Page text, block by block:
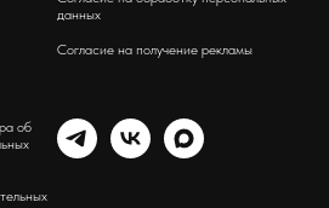
данных
Согласие на получение рекламы
об